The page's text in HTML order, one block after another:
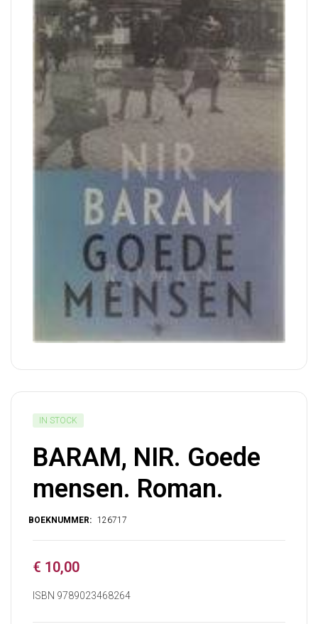
IN STOCK
BARAM, NIR. Goede
mensen. Roman.
€ 10,00
ISBN 9789023468264